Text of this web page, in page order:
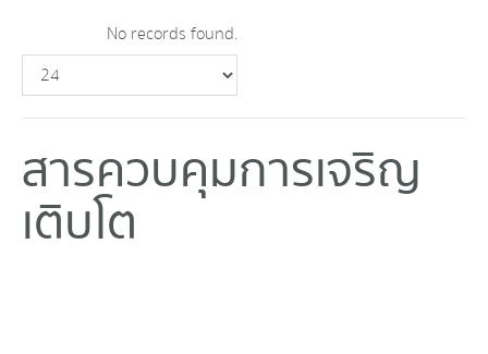
No records found.
สารควบคุมการเจริญ
เติบโต